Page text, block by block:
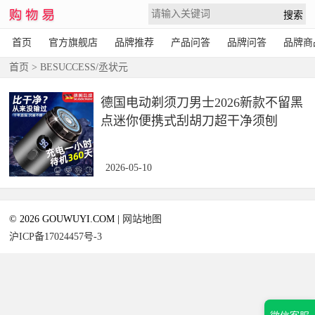
首页 官方旗舰店 品牌推荐 产品问答 品牌问答 品牌商
首页 > BESUCCESS/丞状元
德国电动剃须刀男士2026新款不留黑
点迷你便携式刮胡刀超干净须刨
2026-05-10
© 2026 GOUWUYI.COM |
网站地图
沪ICP备17024457号-3